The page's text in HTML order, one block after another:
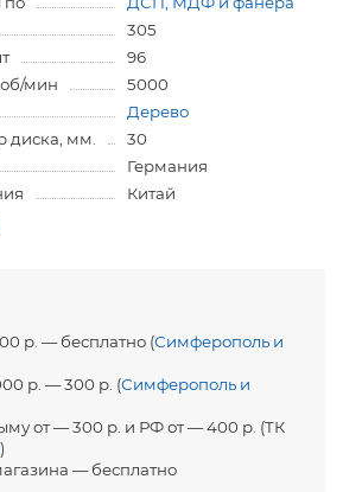
305
96
мин
5000
Дерево
диска, мм.
30
Германия
Китай
р. — бесплатно (Симферополь и
р. — 300 р. (Симферополь и
от — 300 р. и РФ от — 400 р. (ТК
)
— бесплатно